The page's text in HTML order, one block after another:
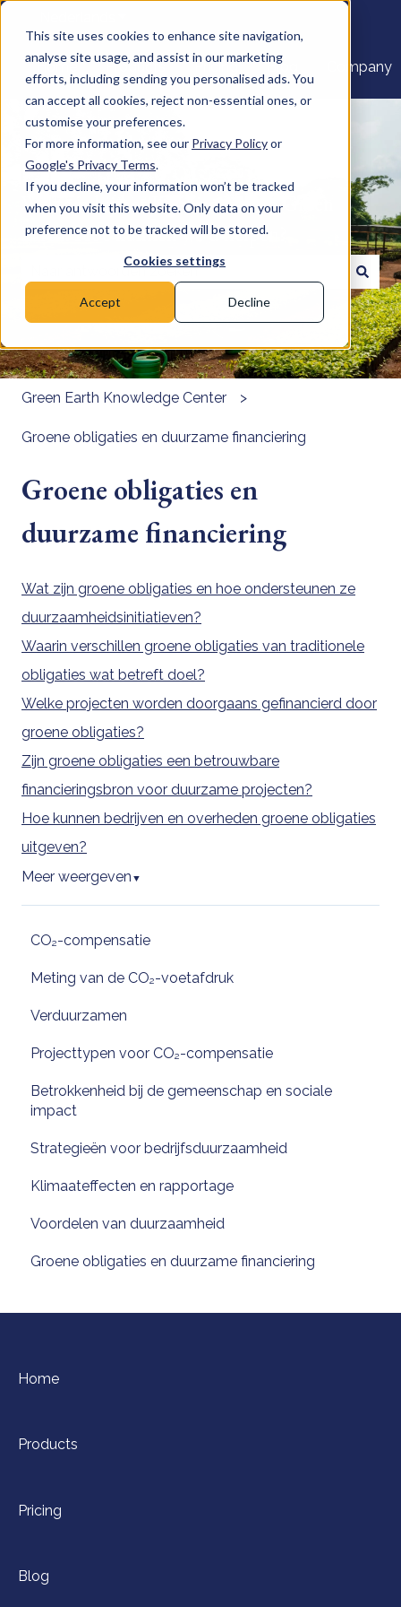
This site uses cookies to enhance site navigation,
analyse site usage, and assist in our marketing
efforts, including sending you personalised ads. You
can accept all cookies, reject non-essential ones, or
customise your preferences.
For more information, see our Privacy Policyor
Google's Privacy Terms.
If you decline, your information won’t be tracked
when you visit this website. Only data on your
preference not to be tracked will be stored.
Cookies settings
Accept Decline
Home Products Pricing Blog Company
Welkom bij het Kenniscentrum Green
Earth. Hoe kunnen we u helpen?
Er zijn geen suggesties want het zoekveld is leeg.
Green Earth Knowledge Center
Groene obligaties en duurzame financiering
Groene obligaties en
duurzame financiering
Wat zijn groene obligaties en hoe ondersteunen ze
duurzaamheidsinitiatieven?
Waarin verschillen groene obligaties van traditionele
obligaties wat betreft doel?
Welke projecten worden doorgaans gefinancierd door
groene obligaties?
Zijn groene obligaties een betrouwbare
financieringsbron voor duurzame projecten?
Hoe kunnen bedrijven en overheden groene obligaties
uitgeven?
Meer weergeven ▼
CO₂-compensatie
Meting van de CO₂-voetafdruk
Verduurzamen
Projecttypen voor CO₂-compensatie
Betrokkenheid bij de gemeenschap en sociale
impact
Strategieën voor bedrijfsduurzaamheid
Klimaateffecten en rapportage
Voordelen van duurzaamheid
Groene obligaties en duurzame financiering
Home
Products
Pricing
Blog